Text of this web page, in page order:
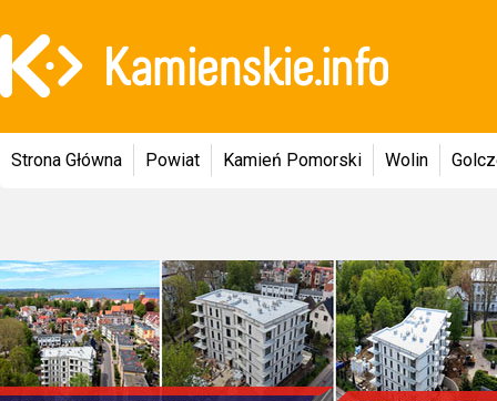
Strona Główna Powiat Kamień Pomorski Wolin